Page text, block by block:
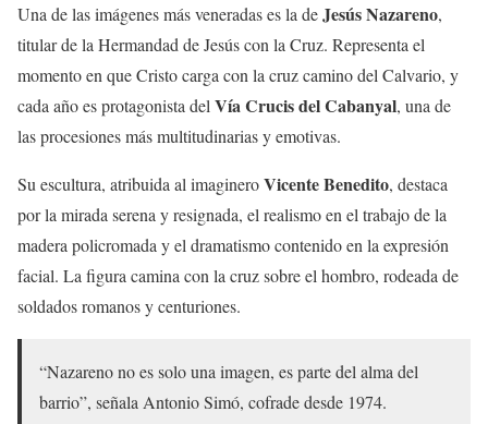
Una de las imágenes más veneradas es la deJesús Nazareno,
titular de la Hermandad de Jesús con la Cruz. Representa el
momento en que Cristo carga con la cruz camino del Calvario, y
cada año es protagonista del Vía Crucis del Cabanyal, una de
las procesiones más multitudinarias y emotivas.
Su escultura, atribuida al imagineroVicente Benedito, destaca
por la mirada serena y resignada, el realismo en el trabajo de la
madera policromada y el dramatismo contenido en la expresión
facial. La figura camina con la cruz sobre el hombro, rodeada de
soldados romanos y centuriones.
“Nazareno no es solo una imagen, es parte del alma del
barrio”, señala Antonio Simó, cofrade desde 1974.